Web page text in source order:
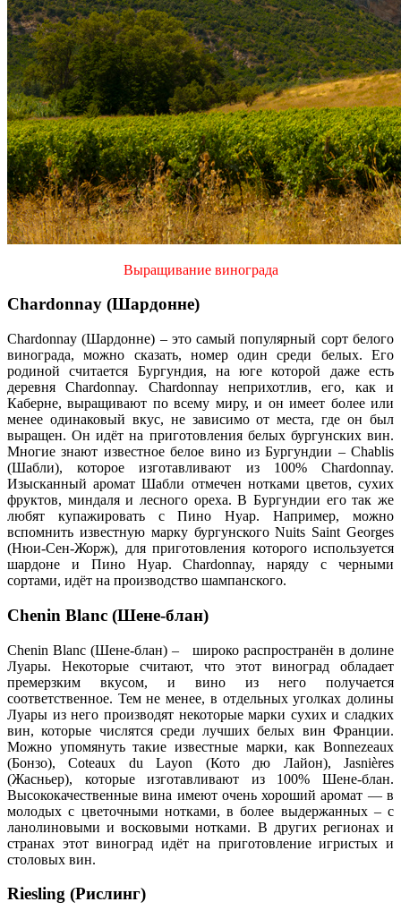
Выращивание винограда
Chardonnay (Шардонне)
Chardonnay (Шардонне) – это самый популярный сорт белого
винограда, можно сказать, номер один среди белых. Его
родиной считается Бургундия, на юге которой даже есть
деревня Chardonnay. Chardonnay неприхотлив, его, как и
Каберне, выращивают по всему миру, и он имеет более или
менее одинаковый вкус, не зависимо от места, где он был
выращен. Он идёт на приготовления белых бургунских вин.
Многие знают известное белое вино из Бургундии – Chablis
(Шабли), которое изготавливают из 100% Chardonnay.
Изысканный аромат Шабли отмечен нотками цветов, сухих
фруктов, миндаля и лесного ореха. В Бургундии его так же
любят купажировать с Пино Нуар. Например, можно
вспомнить известную марку бургунского Nuits Saint Georges
(Нюи-Сен-Жорж), для приготовления которого используется
шардоне и Пино Нуар. Chardonnay, наряду с черными
сортами, идёт на производство шампанского.
Chenin Blanc (Шене-блан)
Chenin Blanc (Шене-блан) – широко распространён в долине
Луары. Некоторые считают, что этот виноград обладает
премерзким вкусом, и вино из него получается
соответственное. Тем не менее, в отдельных уголках долины
Луары из него производят некоторые марки сухих и сладких
вин, которые числятся среди лучших белых вин Франции.
Можно упомянуть такие известные марки, как Bonnezeaux
(Бонзо), Coteaux du Layon (Кото дю Лайон), Jasnières
(Жасньер), которые изготавливают из 100% Шене-блан.
Высококачественные вина имеют очень хороший аромат — в
молодых с цветочными нотками, в более выдержанных – с
ланолиновыми и восковыми нотками. В других регионах и
странах этот виноград идёт на приготовление игристых и
столовых вин.
Riesling (Рислинг)